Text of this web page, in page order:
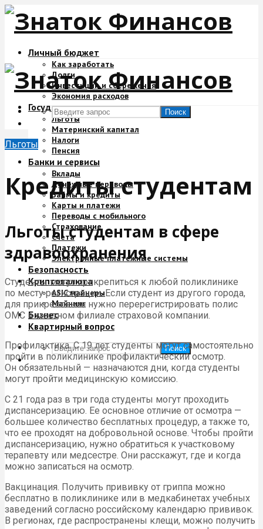
Личный бюджет
Как заработать
Долги
Инвестиции и сбережения
Экономия расходов
Государство и деньги
Льготы
Материнский капитал
Налоги
Пенсия
Банки и сервисы
Вклады
Денежные переводы
Займы и кредиты
Карты и платежи
Переводы с мобильного
Страхование
Счета
Платежи
Электронные платежные системы
Безопасность
Криптовалюта
ASIC майнеры
Майнинг
Бизнес
Квартирный вопрос
Поиск
Поиск
Льготы
Кредиты студентам
Льготы студентам в сфере
здравоохранения
Студенты могут прикрепиться к любой поликлинике
по месту регистрации. Если студент из другого города,
для прикрепления нужно перерегистрировать полис
ОМС в местном филиале страховой компании.
Профилактика. С 19 лет студенты могут самостоятельно
пройти в поликлинике профилактический осмотр.
Он обязательный — назначаются дни, когда студенты
могут пройти медицинскую комиссию.
С 21 года раз в три года студенты могут проходить
диспансеризацию. Ее основное отличие от осмотра —
большее количество бесплатных процедур, а также то,
что ее проходят на добровольной основе. Чтобы пройти
диспансеризацию, нужно обратиться к участковому
терапевту или медсестре. Они расскажут, где и когда
можно записаться на осмотр.
Вакцинация. Получить прививку от гриппа можно
бесплатно в поликлинике или в медкабинетах учебных
заведений согласно российскому календарю прививок.
В регионах, где распространены клещи, можно получить